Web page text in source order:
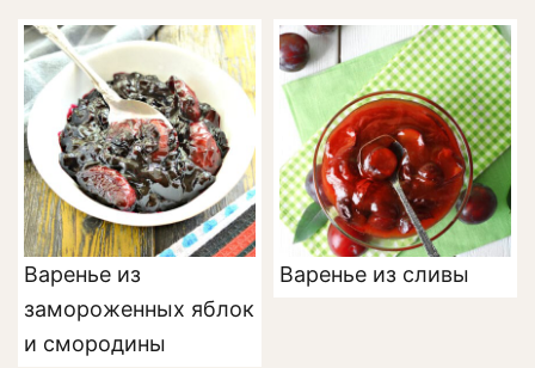
Варенье из
замороженных яблок
и смородины
Варенье из сливы